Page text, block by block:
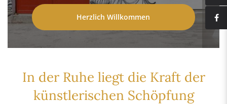
Herzlich Willkommen
In der Ruhe liegt die Kraft der
künstlerischen Schöpfung